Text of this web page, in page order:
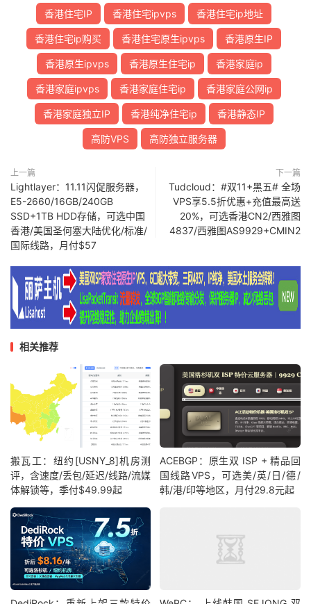
香港住宅IP 香港住宅ipvps 香港住宅ip地址
香港住宅ip购买 香港住宅原生ipvps 香港原生IP
香港原生ipvps 香港原生住宅ip 香港家庭ip
香港家庭ipvps 香港家庭住宅ip 香港家庭公网ip
香港家庭独立IP 香港纯净住宅ip 香港静态IP
高防VPS 高防独立服务器
上一篇
Lightlayer：11.11闪促服务器，
E5-2660/16GB/240GB
SSD+1TB HDD存储，可选中国
香港/美国圣何塞大陆优化/标准/
国际线路，月付$57
下一篇
Tudcloud：#双11+黑五# 全场
VPS享5.5折优惠+充值最高送
20%，可选香港CN2/西雅图
4837/西雅图AS9929+CMIN2
相关推荐
搬瓦工：纽约[USNY_8]机房测
评，含速度/丢包/延迟/线路/流媒
体解锁等，季付$49.99起
ACEBGP：原生双 ISP + 精品回
国线路VPS，可选美/英/日/德/
韩/港/印等地区，月付29.8元起